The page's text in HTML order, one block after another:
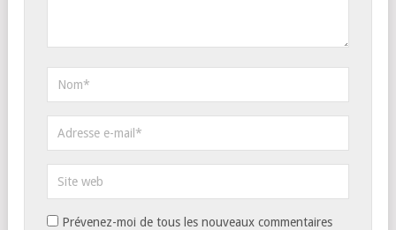
Prévenez-moi de tous les nouveaux commentaires